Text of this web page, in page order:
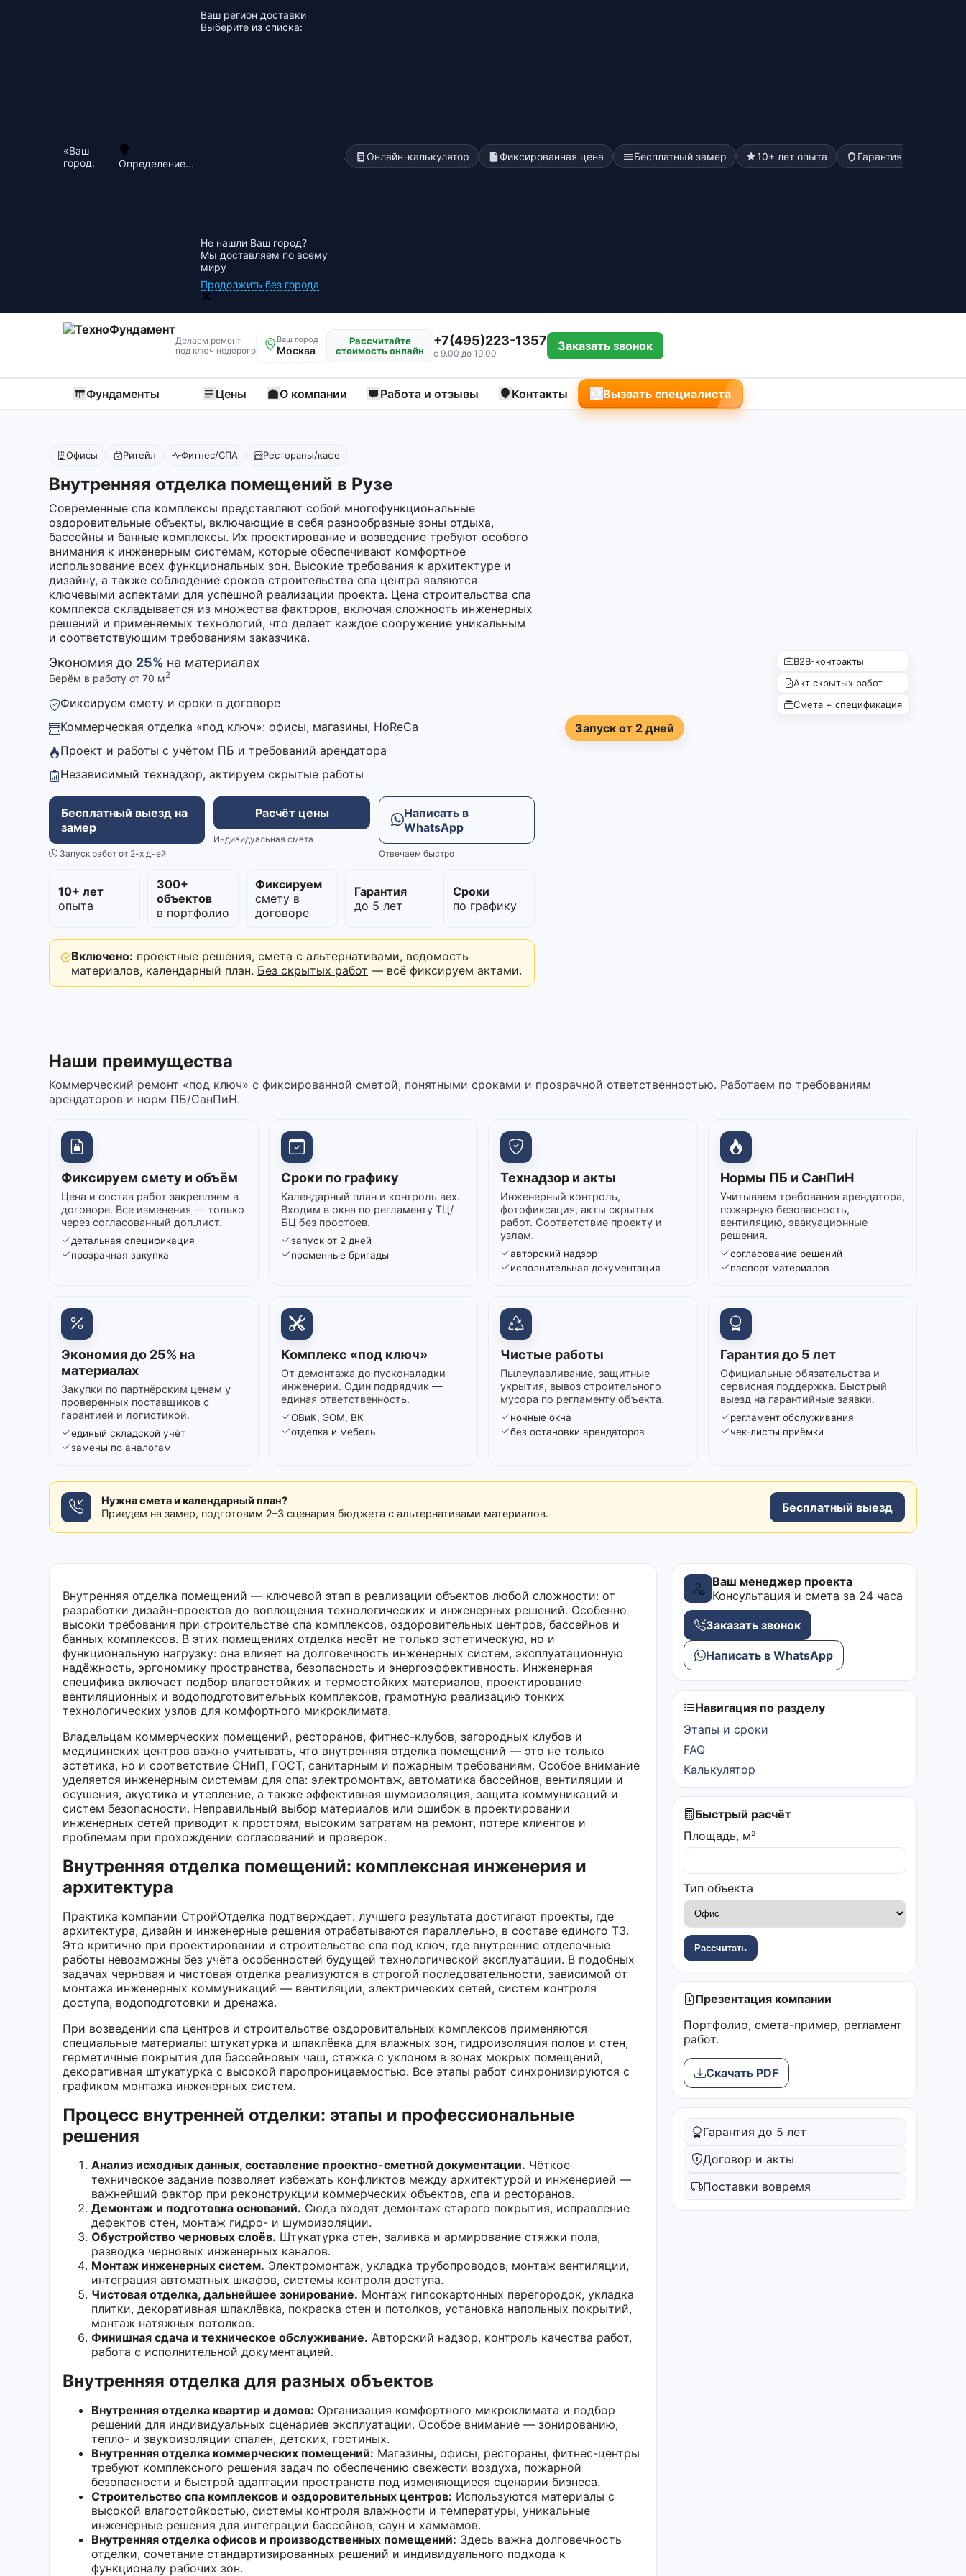
«Ваш
город:
Определение...
Ваш регион доставки
Выберите из списка:
Не нашли Ваш город?
Мы доставляем по всему
миру
Продолжить без города
. Онлайн-калькулятор Фиксированная цена Бесплатный замер 10+ лет опыта Гарантия до 5 лет
Делаем ремонт
под ключ недорого
Ваш город
Москва
Рассчитайте
стоимость онлайн
+7(495)223-1357
с 9.00 до 19.00
Заказать звонок
Фундаменты Цены О компании Работа и отзывы Контакты Вызвать специалиста
Офисы Ритейл Фитнес/СПА Рестораны/кафе
Внутренняя отделка помещений в Рузе
Современные спа комплексы представляют собой многофункциональные
оздоровительные объекты, включающие в себя разнообразные зоны отдыха,
бассейны и банные комплексы. Их проектирование и возведение требуют особого
внимания к инженерным системам, которые обеспечивают комфортное
использование всех функциональных зон. Высокие требования к архитектуре и
дизайну, а также соблюдение сроков строительства спа центра являются
ключевыми аспектами для успешной реализации проекта. Цена строительства спа
комплекса складывается из множества факторов, включая сложность инженерных
решений и применяемых технологий, что делает каждое сооружение уникальным
и соответствующим требованиям заказчика.
Экономия до 25% на материалах
Берём в работу от 70 м2
Фиксируем смету и сроки в договоре
Коммерческая отделка «под ключ»: офисы, магазины, HoReCa
Проект и работы с учётом ПБ и требований арендатора
Независимый технадзор, актируем скрытые работы
Бесплатный выезд на
замер
Запуск работ от 2-х дней
Расчёт цены
Индивидуальная смета
Написать в
WhatsApp
Отвечаем быстро
10+ лет
опыта
300+
объектов
в портфолио
Фиксируем
смету в
договоре
Гарантия
до 5 лет
Сроки
по графику
Включено: проектные решения, смета с альтернативами, ведомость
материалов, календарный план. Без скрытых работ — всё фиксируем актами.
Запуск от 2 дней
B2B-контракты
Акт скрытых работ
Смета + спецификация
Наши преимущества
Коммерческий ремонт «под ключ» с фиксированной сметой, понятными сроками и прозрачной ответственностью. Работаем по требованиям
арендаторов и норм ПБ/СанПиН.
Фиксируем смету и объём
Цена и состав работ закрепляем в
договоре. Все изменения — только
через согласованный доп.лист.
детальная спецификация
прозрачная закупка
Сроки по графику
Календарный план и контроль вех.
Входим в окна по регламенту ТЦ/
БЦ без простоев.
запуск от 2 дней
посменные бригады
Технадзор и акты
Инженерный контроль,
фотофиксация, акты скрытых
работ. Соответствие проекту и
узлам.
авторский надзор
исполнительная документация
Нормы ПБ и СанПиН
Учитываем требования арендатора,
пожарную безопасность,
вентиляцию, эвакуационные
решения.
согласование решений
паспорт материалов
Экономия до 25% на
материалах
Закупки по партнёрским ценам у
проверенных поставщиков с
гарантией и логистикой.
единый складской учёт
замены по аналогам
Комплекс «под ключ»
От демонтажа до пусконаладки
инженерии. Один подрядчик —
единая ответственность.
ОВиК, ЭОМ, ВК
отделка и мебель
Чистые работы
Пылеулавливание, защитные
укрытия, вывоз строительного
мусора по регламенту объекта.
ночные окна
без остановки арендаторов
Гарантия до 5 лет
Официальные обязательства и
сервисная поддержка. Быстрый
выезд на гарантийные заявки.
регламент обслуживания
чек-листы приёмки
Нужна смета и календарный план?
Приедем на замер, подготовим 2–3 сценария бюджета с альтернативами материалов.
Бесплатный выезд
Внутренняя отделка помещений — ключевой этап в реализации объектов любой сложности: от
разработки дизайн-проектов до воплощения технологических и инженерных решений. Особенно
высоки требования при строительстве спа комплексов, оздоровительных центров, бассейнов и
банных комплексов. В этих помещениях отделка несёт не только эстетическую, но и
функциональную нагрузку: она влияет на долговечность инженерных систем, эксплуатационную
надёжность, эргономику пространства, безопасность и энергоэффективность. Инженерная
специфика включает подбор влагостойких и термостойких материалов, проектирование
вентиляционных и водоподготовительных комплексов, грамотную реализацию тонких
технологических узлов для комфортного микроклимата.
Владельцам коммерческих помещений, ресторанов, фитнес-клубов, загородных клубов и
медицинских центров важно учитывать, что внутренняя отделка помещений — это не только
эстетика, но и соответствие СНиП, ГОСТ, санитарным и пожарным требованиям. Особое внимание
уделяется инженерным системам для спа: электромонтаж, автоматика бассейнов, вентиляции и
осушения, акустика и утепление, а также эффективная шумоизоляция, защита коммуникаций и
систем безопасности. Неправильный выбор материалов или ошибок в проектировании
инженерных сетей приводит к простоям, высоким затратам на ремонт, потере клиентов и
проблемам при прохождении согласований и проверок.
Внутренняя отделка помещений: комплексная инженерия и
архитектура
Практика компании СтройОтделка подтверждает: лучшего результата достигают проекты, где
архитектура, дизайн и инженерные решения отрабатываются параллельно, в составе единого ТЗ.
Это критично при проектировании и строительстве спа под ключ, где внутренние отделочные
работы невозможны без учёта особенностей будущей технологической эксплуатации. В подобных
задачах черновая и чистовая отделка реализуются в строгой последовательности, зависимой от
монтажа инженерных коммуникаций — вентиляции, электрических сетей, систем контроля
доступа, водоподготовки и дренажа.
При возведении спа центров и строительстве оздоровительных комплексов применяются
специальные материалы: штукатурка и шпаклёвка для влажных зон, гидроизоляция полов и стен,
герметичные покрытия для бассейновых чаш, стяжка с уклоном в зонах мокрых помещений,
декоративная штукатурка с высокой паропроницаемостью. Все этапы работ синхронизируются с
графиком монтажа инженерных систем.
Процесс внутренней отделки: этапы и профессиональные
решения
Анализ исходных данных, составление проектно-сметной документации. Чёткое
техническое задание позволяет избежать конфликтов между архитектурой и инженерией —
важнейший фактор при реконструкции коммерческих объектов, спа и ресторанов.
Демонтаж и подготовка оснований. Сюда входят демонтаж старого покрытия, исправление
дефектов стен, монтаж гидро- и шумоизоляции.
Обустройство черновых слоёв. Штукатурка стен, заливка и армирование стяжки пола,
разводка черновых инженерных каналов.
Монтаж инженерных систем. Электромонтаж, укладка трубопроводов, монтаж вентиляции,
интеграция автоматных шкафов, системы контроля доступа.
Чистовая отделка, дальнейшее зонирование. Монтаж гипсокартонных перегородок, укладка
плитки, декоративная шпаклёвка, покраска стен и потолков, установка напольных покрытий,
монтаж натяжных потолков.
Финишная сдача и техническое обслуживание. Авторский надзор, контроль качества работ,
работа с исполнительной документацией.
Внутренняя отделка для разных объектов
Внутренняя отделка квартир и домов: Организация комфортного микроклимата и подбор
решений для индивидуальных сценариев эксплуатации. Особое внимание — зонированию,
тепло- и звукоизоляции спален, детских, гостиных.
Внутренняя отделка коммерческих помещений: Магазины, офисы, рестораны, фитнес-центры
требуют комплексного решения задач по обеспечению свежести воздуха, пожарной
безопасности и быстрой адаптации пространств под изменяющиеся сценарии бизнеса.
Строительство спа комплексов и оздоровительных центров: Используются материалы с
высокой влагостойкостью, системы контроля влажности и температуры, уникальные
инженерные решения для интеграции бассейнов, саун и хаммамов.
Внутренняя отделка офисов и производственных помещений: Здесь важна долговечность
отделки, сочетание стандартизированных решений и индивидуального подхода к
функционалу рабочих зон.
Ваш менеджер проекта
Консультация и смета за 24 часа
Заказать звонок
Написать в WhatsApp
Навигация по разделу
Этапы и сроки
FAQ
Калькулятор
Быстрый расчёт
Площадь, м²
Тип объекта
Рассчитать
Презентация компании
Портфолио, смета-пример, регламент
работ.
Скачать PDF
Гарантия до 5 лет
Договор и акты
Поставки вовремя